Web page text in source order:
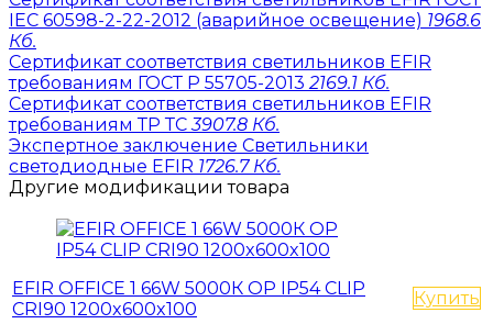
IEC 60598-2-22-2012 (аварийное освещение) 1968.6
Кб.
Сертификат соответствия светильников EFIR
требованиям ГОСТ Р 55705-2013 2169.1 Кб.
Сертификат соответствия светильников EFIR
требованиям ТР ТС 3907.8 Кб.
Экспертное заключение Светильники
светодиодные EFIR 1726.7 Кб.
Другие модификации товара
EFIR OFFICE 1 66W 5000К OP IP54 CLIP
CRI90 1200x600x100
Купить